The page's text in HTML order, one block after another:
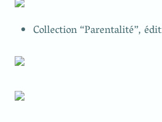
Collection “Parentalité”,